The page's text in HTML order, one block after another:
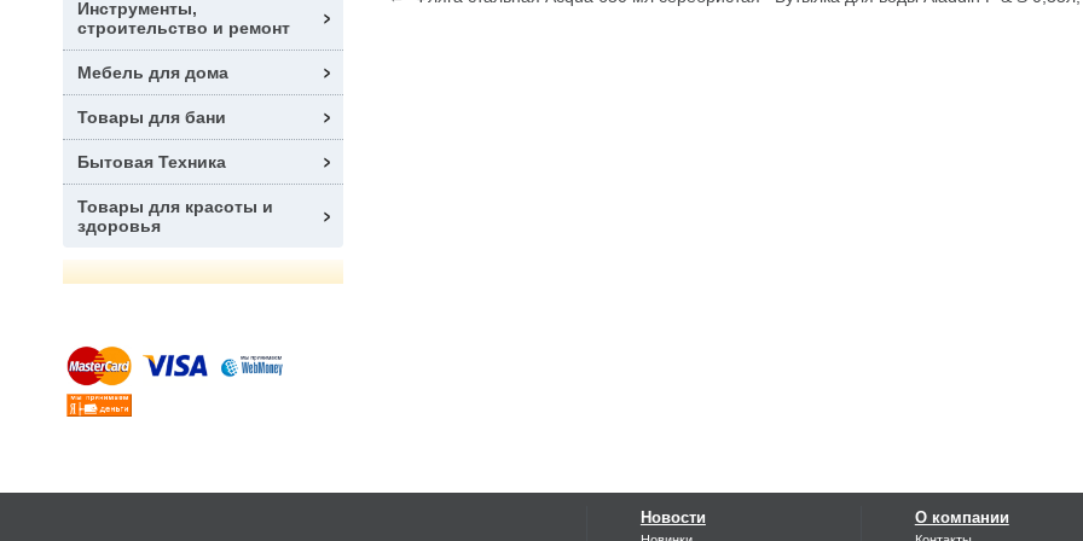
Инструменты,
строительство и ремонт
Мебель для дома
Товары для бани
Бытовая Техника
Товары для красоты и
здоровья
Новости О компании